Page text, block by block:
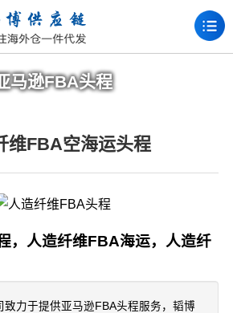
马逊FBA头程
维FBA空海运头程
，人造纤维FBA海运，人造纤
致力于提供亚马逊FBA头程服务，韬博